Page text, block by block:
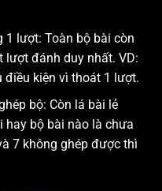
lượt: Toàn bộ bài còn
lượt đánh duy nhất. VD:
điều kiện vì thoát 1 lượt.
bộ: Còn lá bài lẻ
hay bộ bài nào là chưa
7 không ghép được thì